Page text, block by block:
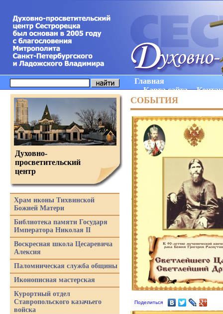
Главная
Карта сайта
СОБЫТИЯ
Поделиться
Духовно-
просветительский
центр
Храм иконы Тихвинской
Божией Матери
Библиотека памяти Государя
Императора Николая II
Воскресная школа Цесаревича
Алексия
Паломническая служба общины
Иконописная мастерская
Курортный отдел
Ставропольского казачьего
войска